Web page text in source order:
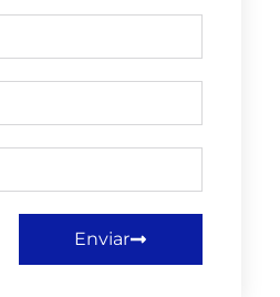
Enviar